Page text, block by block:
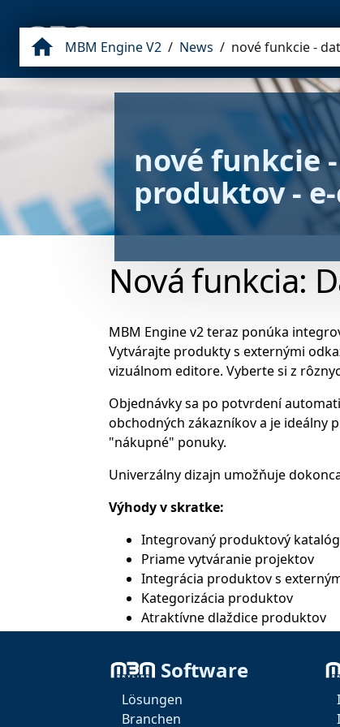
NEWS BLOG WEB INTRANET
MBM Engine V2 / News / nové funkcie -
nové funkcie
produktov -
Nová funkcia:
MBM Engine v2 teraz ponúka
Vytvárajte produkty s externými
vizuálnom editore. Vyberte si z
Objednávky sa po potvrdení
obchodných zákazníkov a je ideálny
"nákupné" ponuky.
Univerzálny dizajn umožňuje
Výhody v skratke:
Integrovaný produktový katalóg
Priame vytváranie projektov
Integrácia produktov s
Kategorizácia produktov
Atraktívne dlaždice produktov
Automatické generovanie
Vhodné pre intranet
Univerzálne použitie (vstupenky,
Software
Lösungen
Branchen